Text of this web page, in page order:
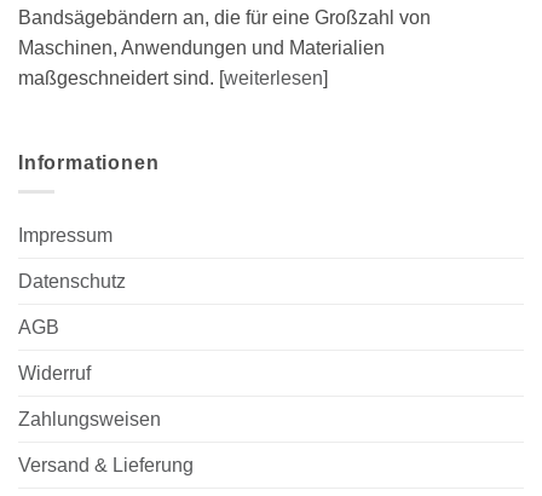
Bandsägebändern an, die für eine Großzahl von
Maschinen, Anwendungen und Materialien
maßgeschneidert sind. [weiterlesen]
Informationen
Impressum
Datenschutz
AGB
Widerruf
Zahlungsweisen
Versand & Lieferung